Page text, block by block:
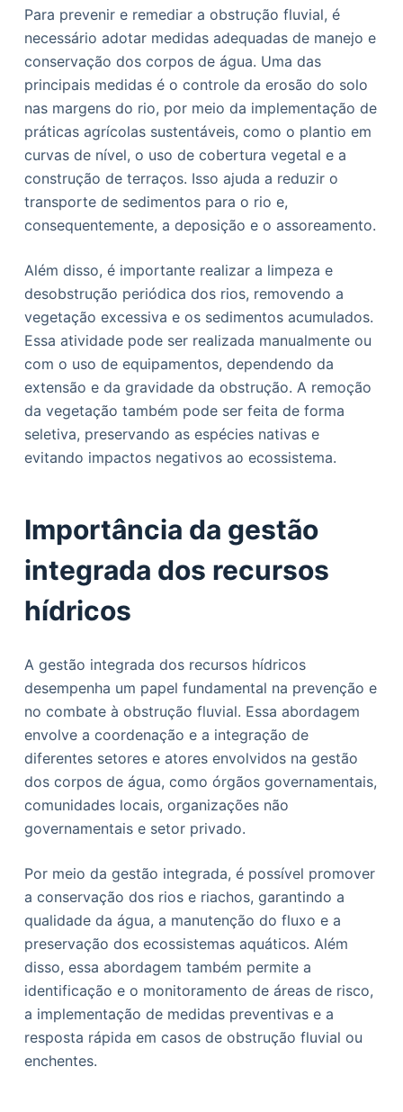
Para prevenir e remediar a obstrução fluvial, é
necessário adotar medidas adequadas de manejo e
conservação dos corpos de água. Uma das
principais medidas é o controle da erosão do solo
nas margens do rio, por meio da implementação de
práticas agrícolas sustentáveis, como o plantio em
curvas de nível, o uso de cobertura vegetal e a
construção de terraços. Isso ajuda a reduzir o
transporte de sedimentos para o rio e,
consequentemente, a deposição e o assoreamento.
Além disso, é importante realizar a limpeza e
desobstrução periódica dos rios, removendo a
vegetação excessiva e os sedimentos acumulados.
Essa atividade pode ser realizada manualmente ou
com o uso de equipamentos, dependendo da
extensão e da gravidade da obstrução. A remoção
da vegetação também pode ser feita de forma
seletiva, preservando as espécies nativas e
evitando impactos negativos ao ecossistema.
Importância da gestão
integrada dos recursos
hídricos
A gestão integrada dos recursos hídricos
desempenha um papel fundamental na prevenção e
no combate à obstrução fluvial. Essa abordagem
envolve a coordenação e a integração de
diferentes setores e atores envolvidos na gestão
dos corpos de água, como órgãos governamentais,
comunidades locais, organizações não
governamentais e setor privado.
Por meio da gestão integrada, é possível promover
a conservação dos rios e riachos, garantindo a
qualidade da água, a manutenção do fluxo e a
preservação dos ecossistemas aquáticos. Além
disso, essa abordagem também permite a
identificação e o monitoramento de áreas de risco,
a implementação de medidas preventivas e a
resposta rápida em casos de obstrução fluvial ou
enchentes.